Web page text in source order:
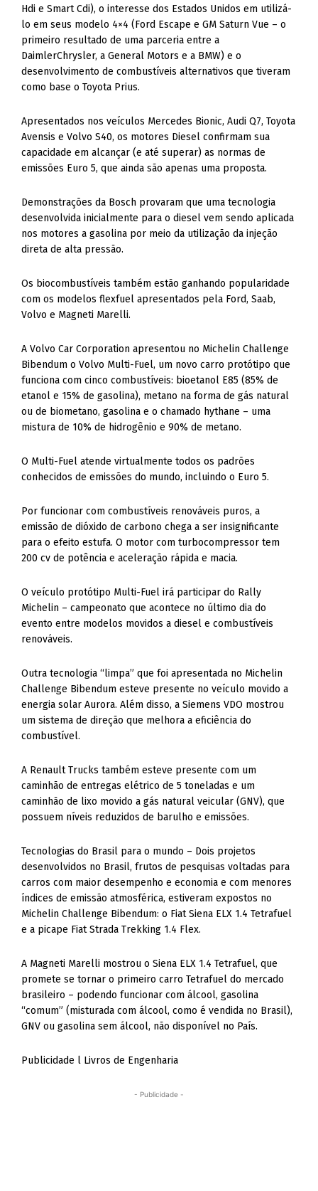
Hdi e Smart Cdi), o interesse dos Estados Unidos em utilizá-
lo em seus modelo 4×4 (Ford Escape e GM Saturn Vue – o
primeiro resultado de uma parceria entre a
DaimlerChrysler, a General Motors e a BMW) e o
desenvolvimento de combustíveis alternativos que tiveram
como base o Toyota Prius.
Apresentados nos veículos Mercedes Bionic, Audi Q7, Toyota
Avensis e Volvo S40, os motores Diesel confirmam sua
capacidade em alcançar (e até superar) as normas de
emissões Euro 5, que ainda são apenas uma proposta.
Demonstrações da Bosch provaram que uma tecnologia
desenvolvida inicialmente para o diesel vem sendo aplicada
nos motores a gasolina por meio da utilização da injeção
direta de alta pressão.
Os biocombustíveis também estão ganhando popularidade
com os modelos flexfuel apresentados pela Ford, Saab,
Volvo e Magneti Marelli.
A Volvo Car Corporation apresentou no Michelin Challenge
Bibendum o Volvo Multi-Fuel, um novo carro protótipo que
funciona com cinco combustíveis: bioetanol E85 (85% de
etanol e 15% de gasolina), metano na forma de gás natural
ou de biometano, gasolina e o chamado hythane – uma
mistura de 10% de hidrogênio e 90% de metano.
O Multi-Fuel atende virtualmente todos os padrões
conhecidos de emissões do mundo, incluindo o Euro 5.
Por funcionar com combustíveis renováveis puros, a
emissão de dióxido de carbono chega a ser insignificante
para o efeito estufa. O motor com turbocompressor tem
200 cv de potência e aceleração rápida e macia.
O veículo protótipo Multi-Fuel irá participar do Rally
Michelin – campeonato que acontece no último dia do
evento entre modelos movidos a diesel e combustíveis
renováveis.
Outra tecnologia “limpa” que foi apresentada no Michelin
Challenge Bibendum esteve presente no veículo movido a
energia solar Aurora. Além disso, a Siemens VDO mostrou
um sistema de direção que melhora a eficiência do
combustível.
A Renault Trucks também esteve presente com um
caminhão de entregas elétrico de 5 toneladas e um
caminhão de lixo movido a gás natural veicular (GNV), que
possuem níveis reduzidos de barulho e emissões.
Tecnologias do Brasil para o mundo – Dois projetos
desenvolvidos no Brasil, frutos de pesquisas voltadas para
carros com maior desempenho e economia e com menores
índices de emissão atmosférica, estiveram expostos no
Michelin Challenge Bibendum: o Fiat Siena ELX 1.4 Tetrafuel
e a picape Fiat Strada Trekking 1.4 Flex.
A Magneti Marelli mostrou o Siena ELX 1.4 Tetrafuel, que
promete se tornar o primeiro carro Tetrafuel do mercado
brasileiro – podendo funcionar com álcool, gasolina
“comum” (misturada com álcool, como é vendida no Brasil),
GNV ou gasolina sem álcool, não disponível no País.
Publicidade l Livros de Engenharia
- Publicidade -